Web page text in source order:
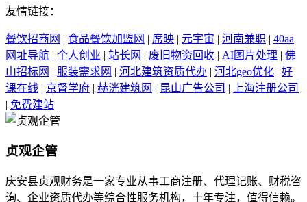
友情链接：
餐饮招商网 | 食品餐饮加盟网 | 席映 | 元宇宙 | 河南兼职 | 40aa
网址导航 | 个人创业 | 站长网 | 废旧物资回收 | AI图片处理 | 佛
山招标网 | 服装需求网 | 河北建筑资质代办 | 河北geo优化 | 好
课在线 | 京督学府 | 赫洸建筑网 | 昆山广告公司 |
上海注册公司
| 免费建站
贞观企管
庆安县贞观财务是一家专业从事工商注册、代理记账、财税咨
询、企业资质代办等综合性服务机构，十年专注，值得信赖。